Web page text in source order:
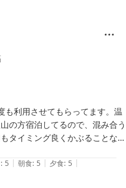
も利用させてもらってます。温
の方宿泊してるので、混み合う
タイミング良くかぶることな
た時間内に自由な時間で食べ
次回も予約を取って伺いたいと
: 5 | 朝食: 5 | 夕食: 5 |